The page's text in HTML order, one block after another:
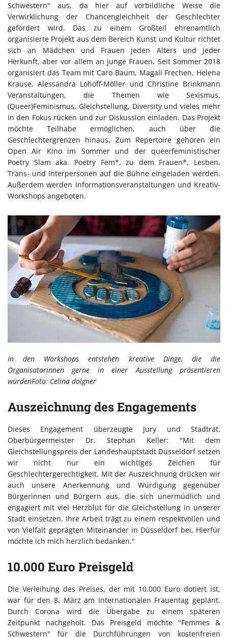
Schwestern" aus, da hier auf vorbildliche Weise die
Verwirklichung der Chancengleichheit der Geschlechter
gefördert wird. Das zu einem Großteil ehrenamtlich
organisierte Projekt aus dem Bereich Kunst und Kultur richtet
sich an Mädchen und Frauen jeden Alters und jeder
Herkunft, aber vor allem an junge Frauen. Seit Sommer 2018
organisiert das Team mit Caro Baum, Magali Frechen, Helena
Krause, Alessandra Lohoff-Möller und Christine Brinkmann
Veranstaltungen, die Themen wie Sexismus,
(Queer)Feminismus, Gleichstellung, Diversity und vieles mehr
in den Fokus rücken und zur Diskussion einladen. Das Projekt
möchte Teilhabe ermöglichen, auch über die
Geschlechtergrenzen hinaus. Zum Repertoire gehören ein
Open Air Kino im Sommer und der queerfeministischer
Poetry Slam aka. Poetry Fem*, zu dem Frauen*, Lesben,
Trans- und Interpersonen auf die Bühne eingeladen werden.
Außerdem werden Informationsveranstaltungen und Kreativ-
Workshops angeboten.
In den Workshops entstehen kreative Dinge, die die
Organisatorinnen gerne in einer Ausstellung präsentieren
würdenFoto: Celina dolgner
Auszeichnung des Engagements
Dieses Engagement überzeugte Jury und Stadtrat.
Oberbürgermeister Dr. Stephan Keller: "Mit dem
Gleichstellungspreis der Landeshauptstadt Düsseldorf setzen
wir nicht nur ein wichtiges Zeichen für
Geschlechtergerechtigkeit. Mit der Auszeichnung drücken wir
auch unsere Anerkennung und Würdigung gegenüber
Bürgerinnen und Bürgern aus, die sich unermüdlich und
engagiert mit viel Herzblut für die Gleichstellung in unserer
Stadt einsetzen. Ihre Arbeit trägt zu einem respektvollen und
von Vielfalt geprägten Miteinander in Düsseldorf bei. Hierfür
möchte ich mich herzlich bedanken."
10.000 Euro Preisgeld
Die Verleihung des Preises, der mit 10.000 Euro dotiert ist,
war für den 8. März am Internationalen Frauentag geplant.
Durch Corona wird die Übergabe zu einem späteren
Zeitpunkt nachgeholt. Das Preisgeld möchte "Femmes &
Schwestern" für die Durchführungen von kostenfreien